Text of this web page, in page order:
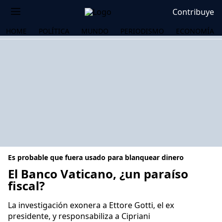
Contribuye
HOME POLÍTICA MUNDO PERIODISMO ECONOMÍA
Es probable que fuera usado para blanquear dinero
El Banco Vaticano, ¿un paraíso
fiscal?
La investigación exonera a Ettore Gotti, el ex
presidente, y responsabiliza a Cipriani